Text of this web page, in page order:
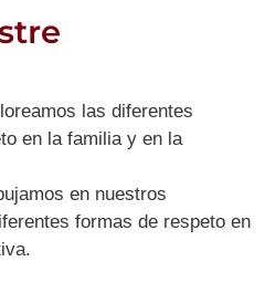
las diferentes
en la familia y en la
en nuestros
formas de respeto en